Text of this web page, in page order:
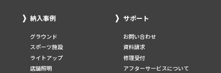
納入事例
グラウンド
スポーツ施設
ライトアップ
店舗照明
サポート
お問い合わせ
資料請求
修理受付
アフターサービスについて